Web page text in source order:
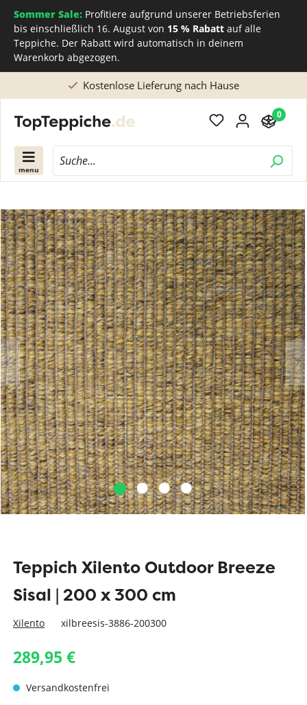
Sommer Sale: Profitiere aufgrund unserer Betriebsferien
bis einschließlich 16. August von 15 % Rabatt auf alle
Teppiche. Der Rabatt wird automatisch in deinem
Warenkorb abgezogen.
Kostenlose Lieferung nach Hause
menu
0
Teppich Xilento Outdoor Breeze
Sisal | 200 x 300 cm
Xilento xilbreesis-3886-200300
289,95 €
Versandkostenfrei